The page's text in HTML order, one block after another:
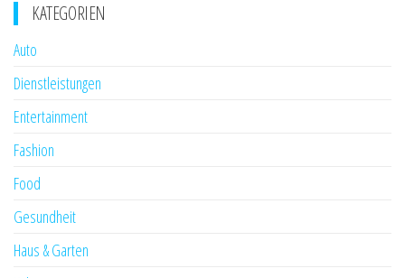
KATEGORIEN
Auto
Dienstleistungen
Entertainment
Fashion
Food
Gesundheit
Haus & Garten